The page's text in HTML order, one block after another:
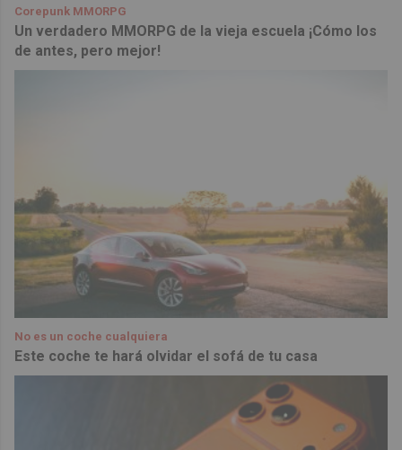
Corepunk MMORPG
Un verdadero MMORPG de la vieja escuela ¡Cómo los
de antes, pero mejor!
No es un coche cualquiera
Este coche te hará olvidar el sofá de tu casa